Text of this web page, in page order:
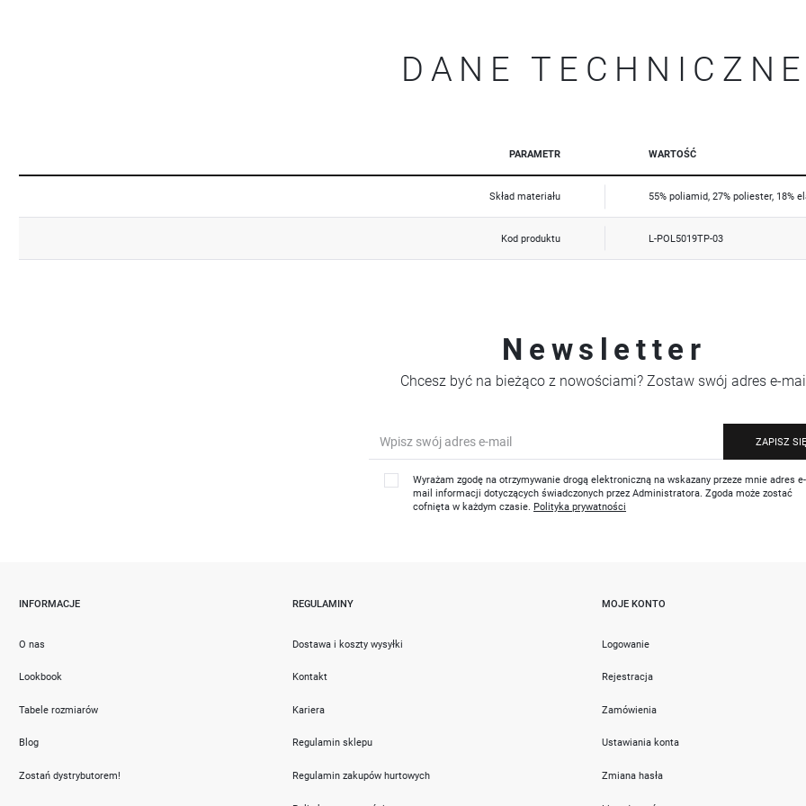
DANE TECHNICZNE
PARAMETR WARTOŚĆ
Skład materiału 55% poliamid, 27% poliester, 18%
Kod produktu L-POL5019TP-03
Newsletter
Chcesz być na bieżąco z nowościami? Zostaw swój adres e-
ZAPISZ SIĘ
Wyrażam zgodę na otrzymywanie drogą elektroniczną na wskazany przeze mnie adres e-
mail informacji dotyczących świadczonych przez Administratora. Zgoda może zostać
cofnięta w każdym czasie. Polityka prywatności
INFORMACJE
O nas
Lookbook
Tabele rozmiarów
Blog
Zostań dystrybutorem!
REGULAMINY
Dostawa i koszty wysyłki
Kontakt
Kariera
Regulamin sklepu
Regulamin zakupów hurtowych
MOJE KONTO
Logowanie
Rejestracja
Zamówienia
Ustawiania konta
Zmiana hasła